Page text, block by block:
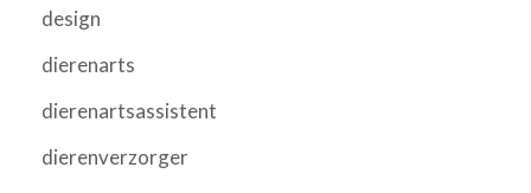
design
dierenarts
dierenartsassistent
dierenverzorger